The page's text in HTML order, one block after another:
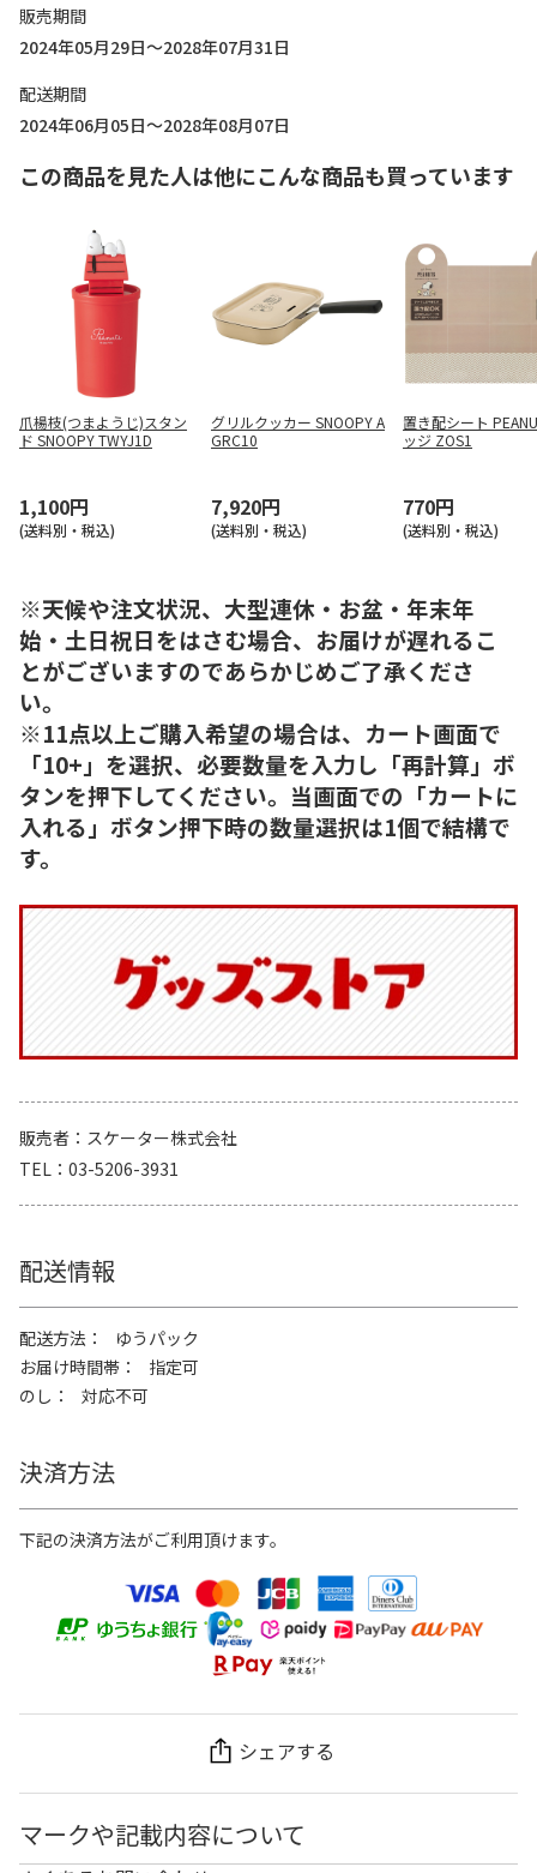
販売期間
2024年05月29日～2028年07月31日
配送期間
2024年06月05日～2028年08月07日
この商品を見た人は他にこんな商品も買っています
爪楊枝(つまようじ)スタン
ド SNOOPY TWYJ1D
1,100円
(送料別・税込)
グリルクッカー SNOOPY A
GRC10
7,920円
(送料別・税込)
置き配シート
ッジ ZOS1
770円
(送料別・税込)
※天候や注文状況、大型連休・お盆・年末年
始・土日祝日をはさむ場合、お届けが遅れるこ
とがございますのであらかじめご了承くださ
い。
※11点以上ご購入希望の場合は、カート画面で
「10+」を選択、必要数量を入力し「再計算」ボ
タンを押下してください。当画面での「カートに
入れる」ボタン押下時の数量選択は1個で結構で
す。
販売者
スケーター株式会社
TEL
03-5206-3931
配送情報
配送方法
ゆうパック
お届け時間帯
指定可
のし
対応不可
決済方法
下記の決済方法がご利用頂けます。
シェアする
マークや記載内容について